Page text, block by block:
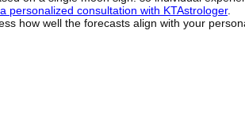
personalized consultation with KTAstrologer.
how well the forecasts align with your